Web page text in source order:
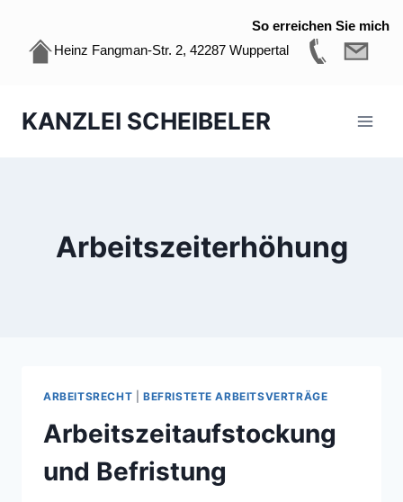
So erreichen Sie mich
Heinz Fangman-Str. 2, 42287 Wuppertal
InhaltKANZLEI SCHEIBELER
Arbeitszeiterhöhung
ARBEITSRECHT BEFRISTETE ARBEITSVERTRÄGE
Arbeitszeitaufstockung
und Befristung